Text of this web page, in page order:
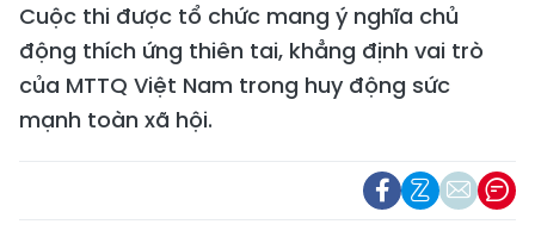
Cuộc thi được tổ chức mang ý nghĩa chủ
động thích ứng thiên tai, khẳng định vai trò
của MTTQ Việt Nam trong huy động sức
mạnh toàn xã hội.